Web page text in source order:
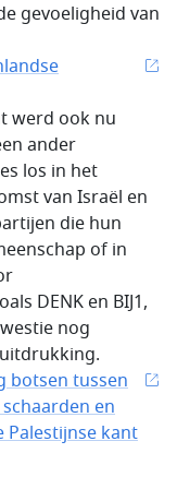
gevoeligheid van
werd ook nu
ander
los in het
van Israël en
die hun
of in
DENK en BIJ1,
nog
botsen tussen
en
Palestijnse kant